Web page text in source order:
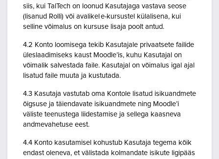
siis, kui TalTech on loonud Kasutajaga vastava seose
(lisanud Rolli) või avalikel e-kursustel külalisena, kui
selline võimalus on kursuse lisaja poolt antud.
4.2 Konto loomisega tekib Kasutajale privaatsete failide
üleslaadimiseks kaust Moodle’is, kuhu Kasutajal on
võimalik salvestada faile. Kasutajal on võimalus igal ajal
lisatud faile muuta ja kustutada.
4.3 Kasutaja vastutab oma Kontole lisatud isikuandmete
õigsuse ja täiendavate isikuandmete ning Moodle’i
väliste teenustega liidestamise ja sellega kaasneva
andmevahetuse eest.
4.4 Konto kasutamisel kohustub Kasutaja tegema kõik
endast oleneva, et välistada kolmandate isikute ligipääs